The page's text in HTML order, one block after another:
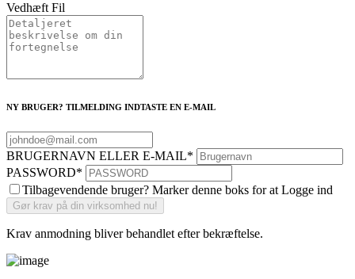
Vedhæft Fil
NY BRUGER? TILMELDING INDTASTE EN E-MAIL
BRUGERNAVN ELLER E-MAIL*
PASSWORD*
Tilbagevendende bruger? Marker denne boks for at Logge ind
Krav anmodning bliver behandlet efter bekræftelse.